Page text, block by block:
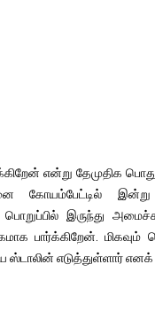
என்று தேமுதிக
கோயம்பேட்டில்
இருந்து
பார்க்கிறேன்.
எடுத்துள்ளார் எனக்